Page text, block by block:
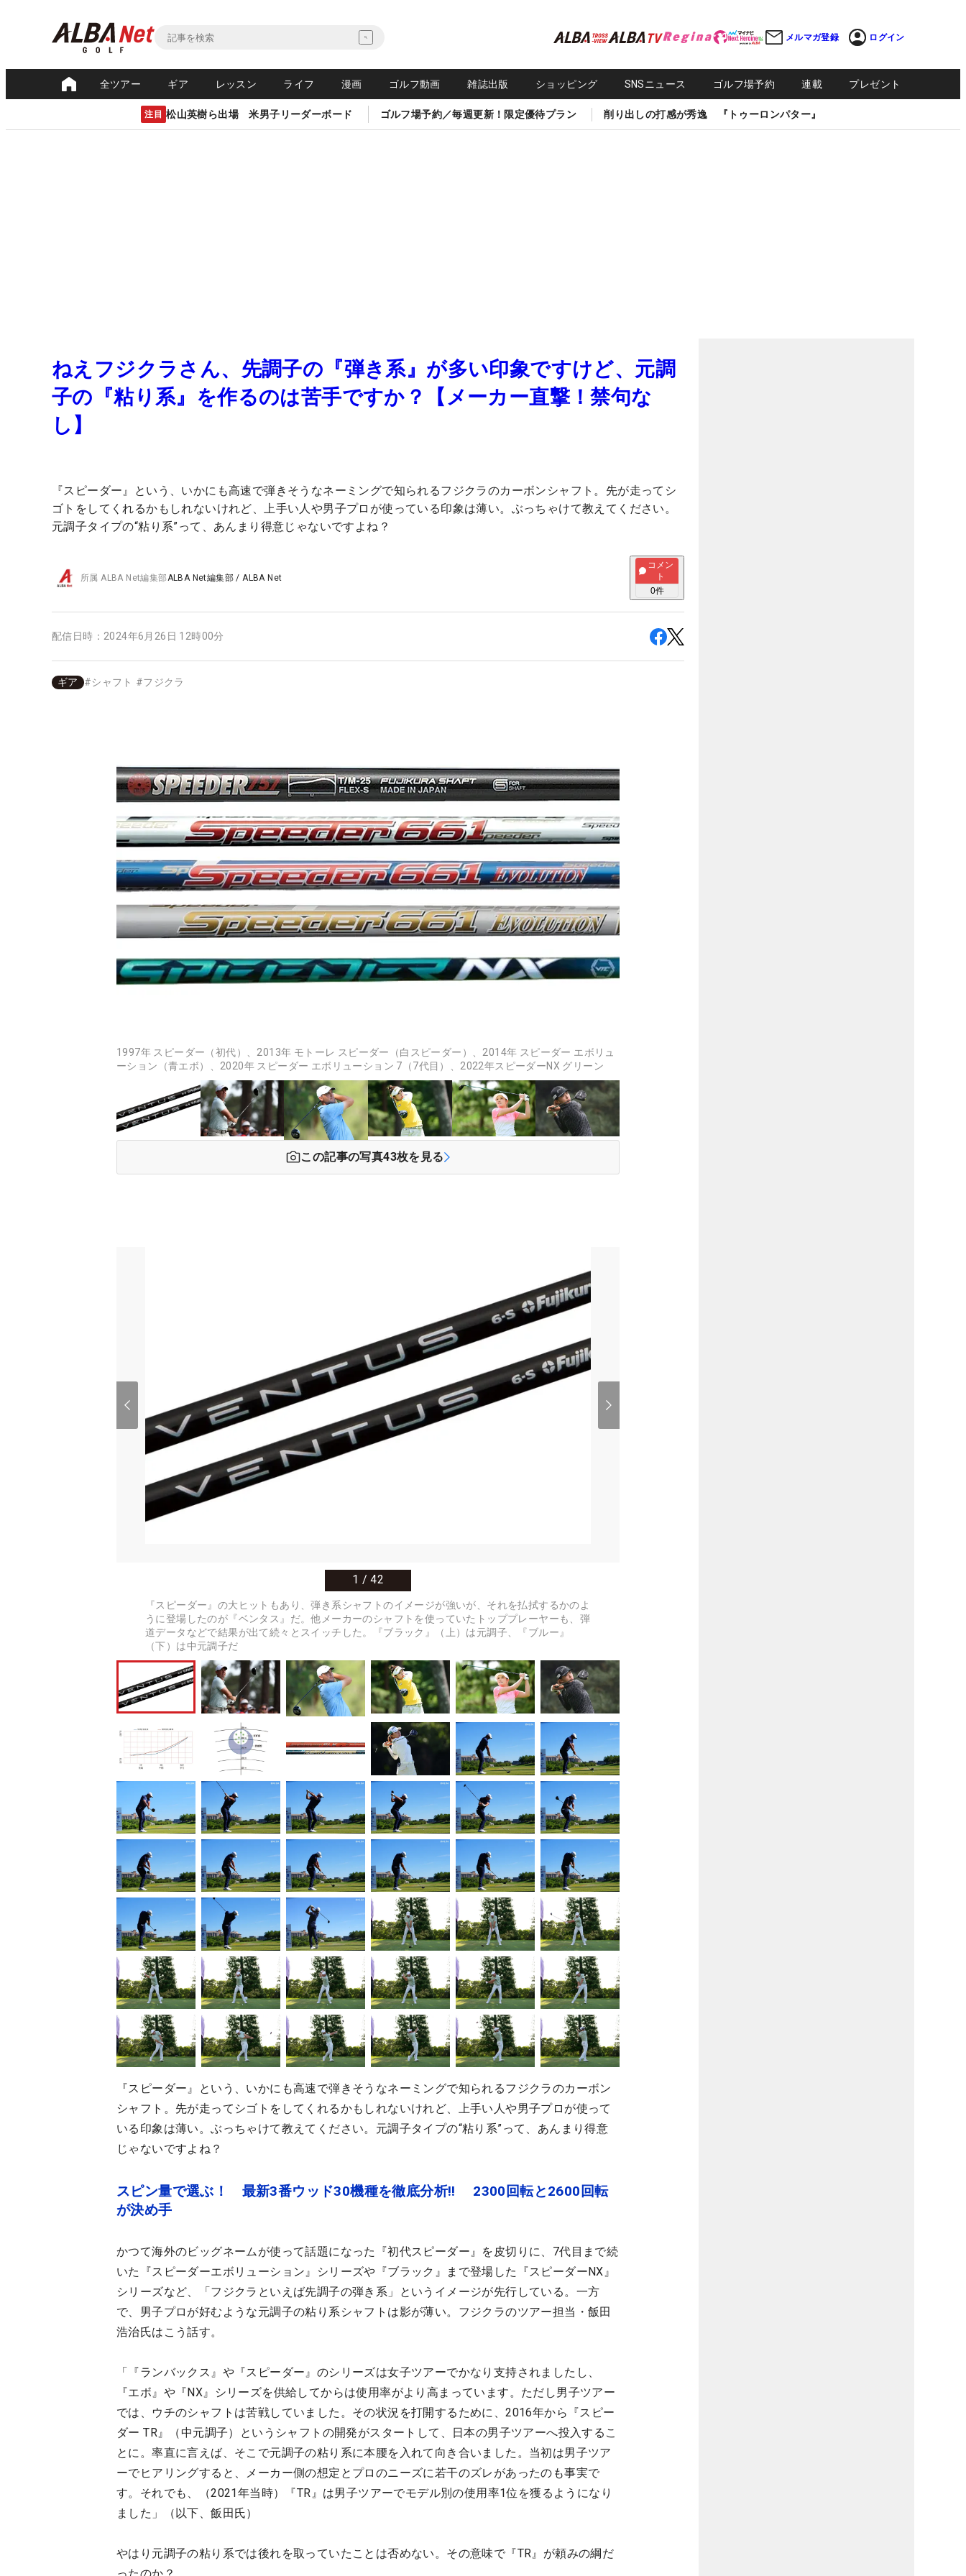
メルマガ登録 ログイン
全ツアー ギア レッスン ライフ 漫画 ゴルフ動画 雑誌出版 ショッピング SNSニュース ゴルフ場予約 連載 プレゼント
注目 松山英樹ら出場 米男子リーダーボード ゴルフ場予約／毎週更新！限定優待プラン 削り出しの打感が秀逸 『トゥーロンパター』
ねえフジクラさん、先調子の『弾き系』が多い印象ですけど、元調
子の『粘り系』を作るのは苦手ですか？【メーカー直撃！禁句な
し】
『スピーダー』という、いかにも高速で弾きそうなネーミングで知られるフジクラのカーボンシャフト。先が走ってシ
ゴトをしてくれるかもしれないけれど、上手い人や男子プロが使っている印象は薄い。ぶっちゃけて教えてください。
元調子タイプの“粘り系”って、あんまり得意じゃないですよね？
所属ALBA Net編集部ALBA Net編集部 /ALBA Net
コメン
ト
0件
配信日時： 2024年6月26日 12時00分
ギア #シャフト #フジクラ
1997年 スピーダー（初代）、2013年 モトーレ スピーダー（白スピーダー）、2014年 スピーダー エボリュ
ーション（青エボ）、2020年 スピーダー エボリューション 7（7代目）、2022年スピーダーNX グリーン
この記事の写真43枚を見る
1 /42
『スピーダー』の大ヒットもあり、弾き系シャフトのイメージが強いが、それを払拭するかのよ
うに登場したのが『ベンタス』だ。他メーカーのシャフトを使っていたトッププレーヤーも、弾
道データなどで結果が出て続々とスイッチした。『ブラック』（上）は元調子、『ブルー』
（下）は中元調子だ
『スピーダー』という、いかにも高速で弾きそうなネーミングで知られるフジクラのカーボン
シャフト。先が走ってシゴトをしてくれるかもしれないけれど、上手い人や男子プロが使って
いる印象は薄い。ぶっちゃけて教えてください。元調子タイプの“粘り系”って、あんまり得意
じゃないですよね？
スピン量で選ぶ！ 最新3番ウッド30機種を徹底分析‼ 2300回転と2600回転
が決め手
かつて海外のビッグネームが使って話題になった『初代スピーダー』を皮切りに、7代目まで続
いた『スピーダーエボリューション』シリーズや『ブラック』まで登場した『スピーダーNX』
シリーズなど、「フジクラといえば先調子の弾き系」というイメージが先行している。一方
で、男子プロが好むような元調子の粘り系シャフトは影が薄い。フジクラのツアー担当・飯田
浩治氏はこう話す。
「『ランバックス』や『スピーダー』のシリーズは女子ツアーでかなり支持されましたし、
『エボ』や『NX』シリーズを供給してからは使用率がより高まっています。ただし男子ツアー
では、ウチのシャフトは苦戦していました。その状況を打開するために、2016年から『スピー
ダー TR』（中元調子）というシャフトの開発がスタートして、日本の男子ツアーへ投入するこ
とに。率直に言えば、そこで元調子の粘り系に本腰を入れて向き合いました。当初は男子ツア
ーでヒアリングすると、メーカー側の想定とプロのニーズに若干のズレがあったのも事実で
す。それでも、（2021年当時）『TR』は男子ツアーでモデル別の使用率1位を獲るようになり
ました」（以下、飯田氏）
やはり元調子の粘り系では後れを取っていたことは否めない。その意味で『TR』が頼みの綱だ